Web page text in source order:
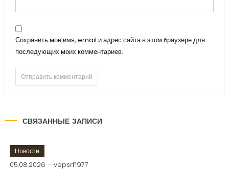
Сохранить моё имя, email и адрес сайта в этом браузере для
последующих моих комментариев.
СВЯЗАННЫЕ ЗАПИСИ
Новости
05.08.2026 vepsrf1977